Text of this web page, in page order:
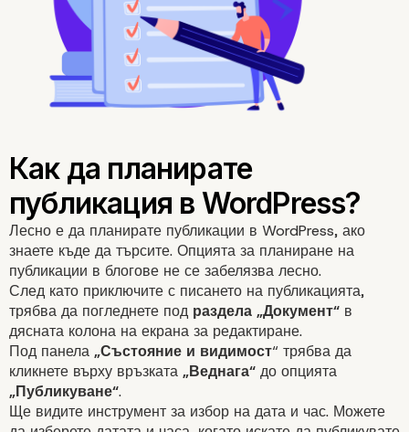
Лесно е да планирате публикации в WordPress, ако
знаете къде да търсите. Опцията за планиране на
публикации в блогове не се забелязва лесно.
След като приключите с писането на публикацията,
трябва да погледнете под раздела „Документ“ в
дясната колона на екрана за редактиране.
Под панела „Състояние и видимост“ трябва да
кликнете върху връзката „Веднага“ до опцията
„Публикуване“.
Ще видите инструмент за избор на дата и час. Можете